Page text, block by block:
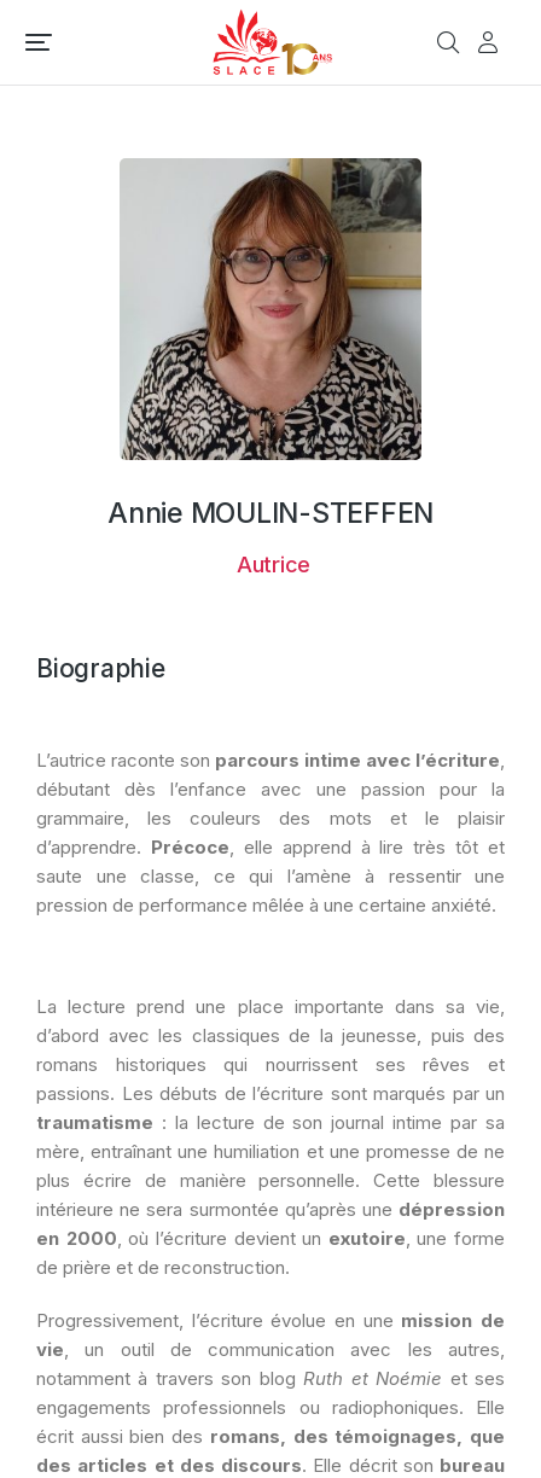
Annie MOULIN-STEFFEN
Autrice
Biographie
L’autrice raconte son parcours intime avec l’écriture,
débutant dès l’enfance avec une passion pour la
grammaire, les couleurs des mots et le plaisir
d’apprendre. Précoce, elle apprend à lire très tôt et
saute une classe, ce qui l’amène à ressentir une
pression de performance mêlée à une certaine anxiété.
La lecture prend une place importante dans sa vie,
d’abord avec les classiques de la jeunesse, puis des
romans historiques qui nourrissent ses rêves et
passions. Les débuts de l’écriture sont marqués par un
traumatisme : la lecture de son journal intime par sa
mère, entraînant une humiliation et une promesse de ne
plus écrire de manière personnelle. Cette blessure
intérieure ne sera surmontée qu’après une dépression
en 2000, où l’écriture devient un exutoire, une forme
de prière et de reconstruction.
Progressivement, l’écriture évolue en une mission de
vie, un outil de communication avec les autres,
notamment à travers son blogRuth et Noémie et ses
engagements professionnels ou radiophoniques. Elle
écrit aussi bien des romans, des témoignages, que
des articles et des discours. Elle décrit son bureau